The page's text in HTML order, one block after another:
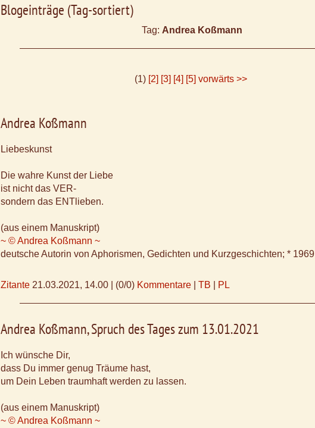
Blogeinträge (Tag-sortiert)
Tag: Andrea Koßmann
(1) [2] [3] [4] [5] vorwärts >>
Andrea Koßmann
Liebeskunst
Die wahre Kunst der Liebe
ist nicht das VER-
sondern das ENTlieben.
(aus einem Manuskript)
~ © Andrea Koßmann ~
deutsche Autorin von Aphorismen, Gedichten und Kurzgeschichten; * 1969
Zitante 21.03.2021, 14.00 (0/0) Kommentare TB PL
Andrea Koßmann, Spruch des Tages zum 13.01.2021
Ich wünsche Dir,
dass Du immer genug Träume hast,
um Dein Leben traumhaft werden zu lassen.
(aus einem Manuskript)
~ © Andrea Koßmann ~